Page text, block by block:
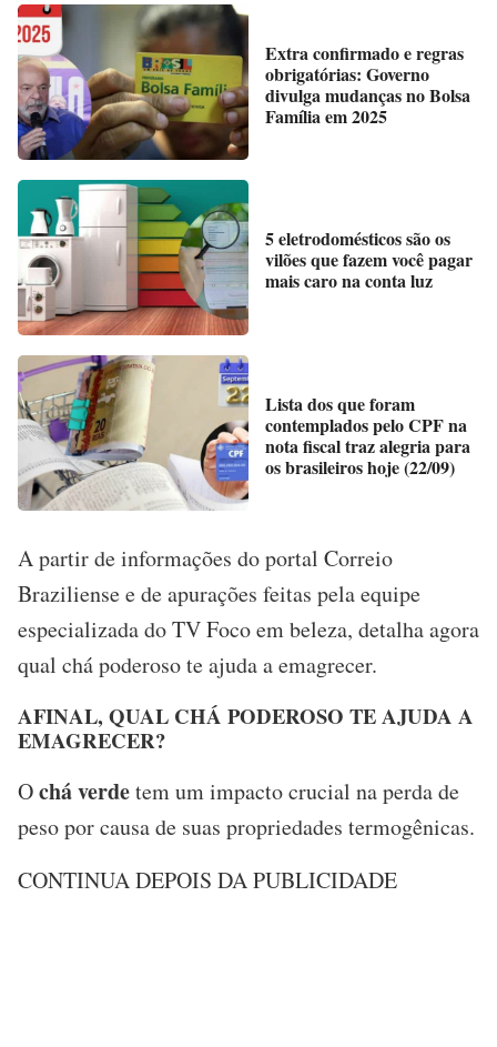
Extra confirmado e regras
obrigatórias: Governo
divulga mudanças no Bolsa
Família em 2025
5 eletrodomésticos são os
vilões que fazem você pagar
mais caro na conta luz
Lista dos que foram
contemplados pelo CPF na
nota fiscal traz alegria para
os brasileiros hoje (22/09)
A partir de informações do portal Correio
Braziliense e de apurações feitas pela equipe
especializada do TV Foco em beleza, detalha agora
qual chá poderoso te ajuda a emagrecer.
AFINAL, QUAL CHÁ PODEROSO TE AJUDA A
EMAGRECER?
Ochá verdetem um impacto crucial na perda de
peso por causa de suas propriedades termogênicas.
CONTINUA DEPOIS DA PUBLICIDADE